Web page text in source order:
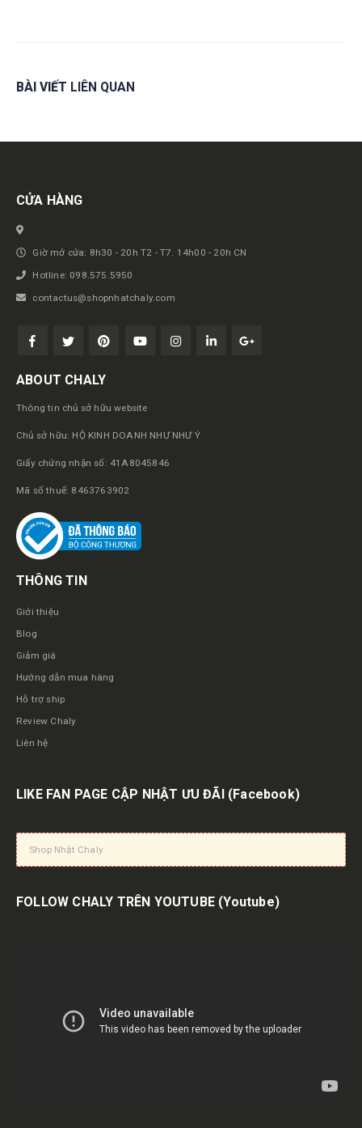
BÀI VIẾT LIÊN QUAN
Get in touch
CỬA HÀNG
Giờ mở cửa: 8h30 - 20h T2 - T7. 14h00 - 20h CN
Hotline: 098.575.5950
contactus@shopnhatchaly.com
ABOUT CHALY
Thông tin chủ sở hữu website
Chủ sở hữu: HỘ KINH DOANH NHƯ NHƯ Ý
Giấy chứng nhận số: 41A8045846
Mã số thuế: 8463763902
THÔNG TIN
Giới thiệu
Blog
Giảm giá
Hướng dẫn mua hàng
Hỗ trợ ship
Review Chaly
Liên hệ
LIKE FAN PAGE CẬP NHẬT ƯU ĐÃI (Facebook)
Shop Nhật Chaly
FOLLOW CHALY TRÊN YOUTUBE (Youtube)